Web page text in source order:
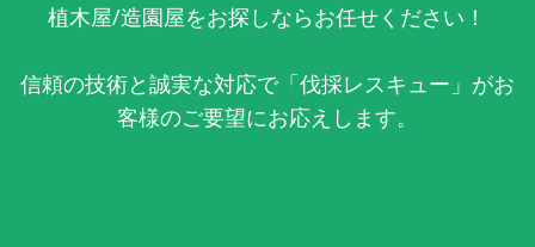
植木屋/造園屋をお探しならお任せください！
信頼の技術と誠実な対応で「伐採レスキュー」がお
客様のご要望にお応えします。